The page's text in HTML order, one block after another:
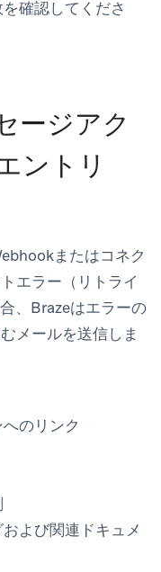
確認してくださ
ージアク
ントリ
またはコネク
エラー（リトライ
、Brazeはエラーの
メールを送信しま
のリンク
よび関連ドキュメ